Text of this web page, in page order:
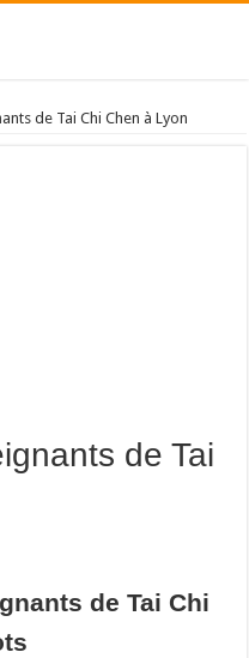
de Tai Chi Chen à Lyon
de Tai
de Tai Chi